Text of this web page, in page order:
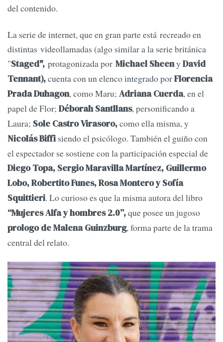
del contenido.
La serie de internet, que en gran parte está recreado en
distintas videollamadas (algo similar a la serie británica
"Staged", protagonizada por Michael Sheeny David
Tennant),cuenta con un elenco integrado porFlorencia
Prada Duhagon, como Maru; Adriana Cuerda, en el
papel de Flor; Déborah Santllans, personificando a
Laura; Sole Castro Virasoro,como ella misma, y
Nicolás Biffi siendo el psicólogo. También el guiño con
el espectador se sostiene con la participación especial de
Diego Topa, Sergio Maravilla Martínez, Guillermo
Lobo, Robertito Funes, Rosa Montero y Sofía
Squittieri. Lo curioso es que la misma autora del libro
“Mujeres Alfa y hombres 2.0”,que posee un jugoso
prologo de Malena Guinzburg, forma parte de la trama
central del relato.